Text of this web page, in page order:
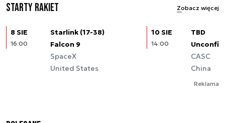
Starty rakiet Zobacz więcej
8 SIE
16:00
Starlink (17-38)
Falcon 9
SpaceX
United States
10 SIE
14:00
TBD
CASC
China
Reklama